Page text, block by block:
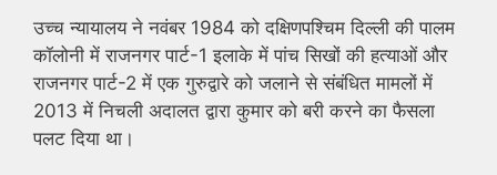
उच्च न्यायालय ने नवंबर 1984 को दक्षिणपश्चिम दिल्ली की पालम
कॉलोनी में राजनगर पार्ट-1 इलाके में पांच सिखों की हत्याओं और
राजनगर पार्ट-2 में एक गुरुद्वारे को जलाने से संबंधित मामलों में
2013 में निचली अदालत द्वारा कुमार को बरी करने का फैसला
पलट दिया था।